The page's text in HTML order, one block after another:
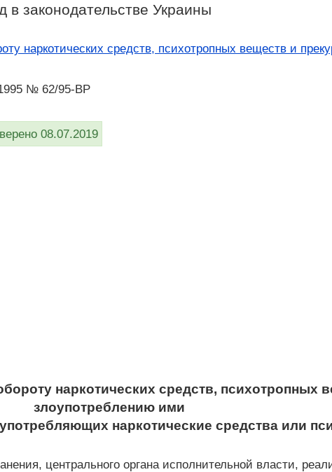
в законодательстве Украины
наркотических средств, психотропных веществ и
№ 62/95-ВР
08.07.2019
наркотических средств, психотропных
злоупотреблению ими
наркотические средства или
центрального органа исполнительной власти,